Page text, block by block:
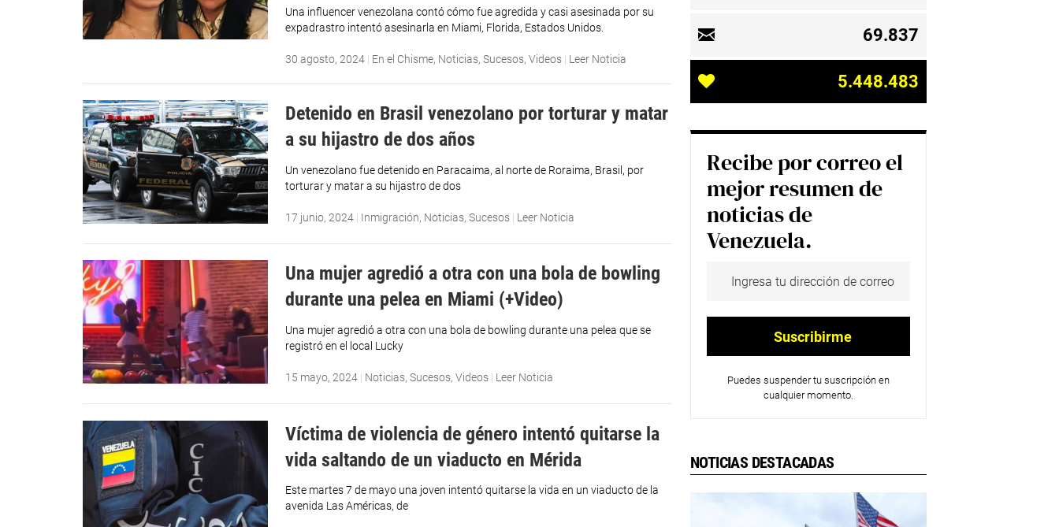
Una influencer venezolana contó cómo fue agredida y casi asesinada por su
expadrastro intentó asesinarla en Miami, Florida, Estados Unidos.
30 agosto, 2024 | En el Chisme, Noticias,Sucesos,Videos | Leer Noticia
Detenido en Brasil venezolano por torturar y matar
a su hijastro de dos años
Un venezolano fue detenido en Paracaima, al norte de Roraima, Brasil, por
torturar y matar a su hijastro de dos
17 junio, 2024 | Inmigración, Noticias,Sucesos | Leer Noticia
Una mujer agredió a otra con una bola de bowling
durante una pelea en Miami (+Video)
Una mujer agredió a otra con una bola de bowling durante una pelea que se
registró en el local Lucky
15 mayo, 2024 | Noticias,Sucesos,Videos | Leer Noticia
Víctima de violencia de género intentó quitarse la
vida saltando de un viaducto en Mérida
Este martes 7 de mayo una joven intentó quitarse la vida en un viaducto de la
avenida Las Américas, de
69.837
5.448.483
Recibe por correo el
mejor resumen de
noticias de
Venezuela.
Puedes suspender tu suscripción en
cualquier momento.
NOTICIAS DESTACADAS